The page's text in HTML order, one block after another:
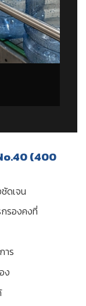
(400
ดเจน
รองคงที่
าร
ง